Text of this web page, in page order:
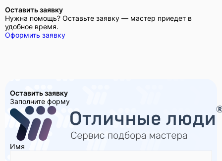
Оставить заявку
Нужна помощь? Оставьте заявку — мастер приедет в
удобное время.
Оформить заявку
Оставить заявку
Заполните форму
Имя